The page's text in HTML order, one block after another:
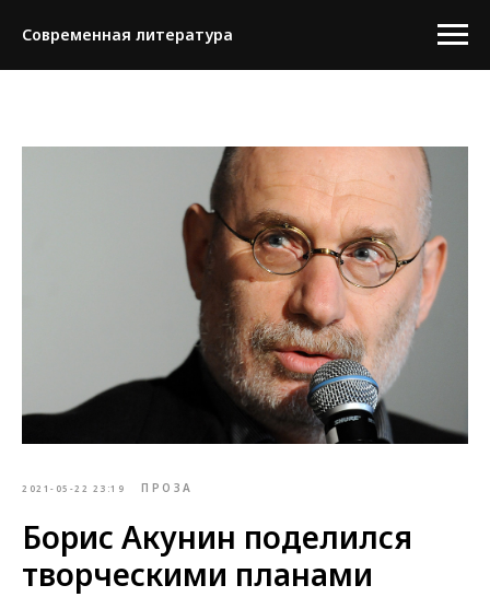
Современная литература
2021-05-22 23:19 ПРОЗА
Борис Акунин поделился
творческими планами